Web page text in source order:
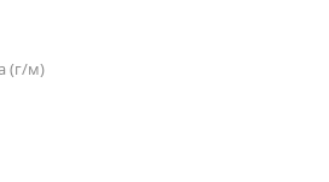
(г/м)